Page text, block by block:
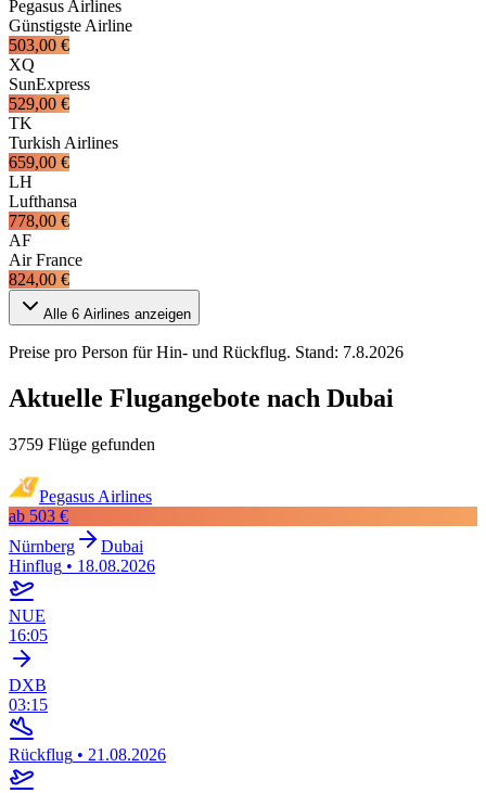
Pegasus Airlines
Günstigste Airline
503,00 €
XQ
SunExpress
529,00 €
TK
Turkish Airlines
659,00 €
LH
Lufthansa
778,00 €
AF
Air France
824,00 €
Alle 6 Airlines anzeigen
Preise pro Person für Hin- und Rückflug. Stand: 7.8.2026
Aktuelle Flugangebote nach Dubai
3759 Flüge gefunden
Pegasus Airlines
ab 503 €
Nürnberg
Dubai
Hinflug • 18.08.2026
NUE
16:05
DXB
03:15
Rückflug • 21.08.2026